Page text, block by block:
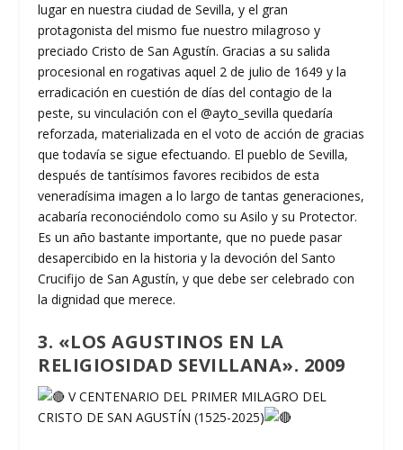
lugar en nuestra ciudad de Sevilla, y el gran
protagonista del mismo fue nuestro milagroso y
preciado Cristo de San Agustín. Gracias a su salida
procesional en rogativas aquel 2 de julio de 1649 y la
erradicación en cuestión de días del contagio de la
peste, su vinculación con el @ayto_sevilla quedaría
reforzada, materializada en el voto de acción de gracias
que todavía se sigue efectuando. El pueblo de Sevilla,
después de tantísimos favores recibidos de esta
veneradísima imagen a lo largo de tantas generaciones,
acabaría reconociéndolo como su Asilo y su Protector.
Es un año bastante importante, que no puede pasar
desapercibido en la historia y la devoción del Santo
Crucifijo de San Agustín, y que debe ser celebrado con
la dignidad que merece.
3. «LOS AGUSTINOS EN LA
RELIGIOSIDAD SEVILLANA». 2009
V CENTENARIO DEL PRIMER MILAGRO DEL
CRISTO DE SAN AGUSTÍN (1525-2025)